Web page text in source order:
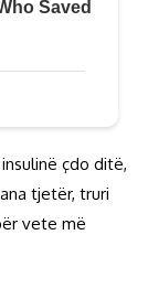
çdo ditë,
tjetër, truri
vete më